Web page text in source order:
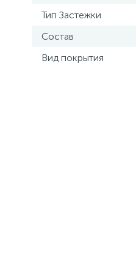
Тип Застежки
Состав
Вид покрытия